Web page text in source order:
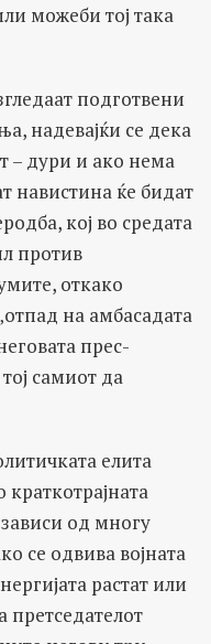
можеби тој така
подготвени
надевајќи се дека
– дури и ако нема
навистина ќе бидат
кој во средата
против
откако
на амбасадата
прес-
самиот да
елита
од многу
се одвива војната
растат или
претседателот